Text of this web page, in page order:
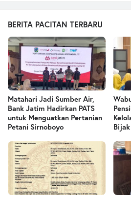
BERITA PACITAN TERBARU
Matahari Jadi Sumber Air,
Bank Jatim Hadirkan PATS
untuk Menguatkan Pertanian
Petani Sirnoboyo
Bijak